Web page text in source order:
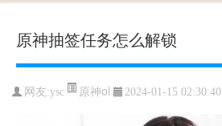
原神抽签任务怎么解锁
网友:ysc 原神ol 2024-01-15 02:30:40